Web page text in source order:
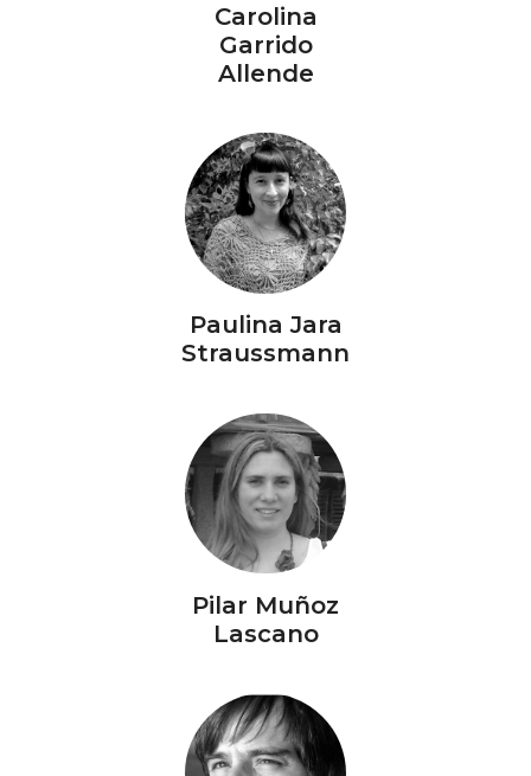
Carolina
Garrido
Allende
Paulina Jara
Straussmann
Pilar Muñoz
Lascano